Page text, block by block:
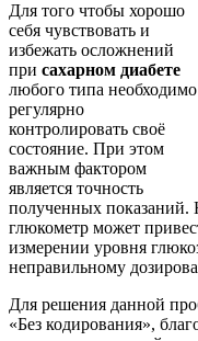
Для того чтобы хорошо
себя чувствовать и
избежать осложнений
при сахарном диабете
любого типа необходимо
регулярно
контролировать своё
состояние. При этом
важным фактором
является точность
полученных показаний.
глюкометр может
измерении уровня
неправильному
Для решения данной
«Без кодирования»,